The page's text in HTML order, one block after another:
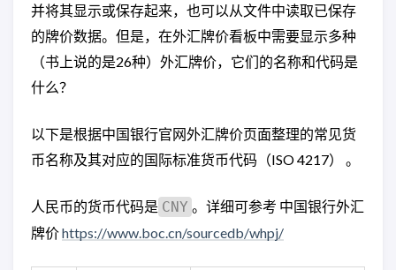
并将其显示或保存起来，也可以从文件中读取已保存
的牌价数据。但是，在外汇牌价看板中需要显示多种
（书上说的是26种）外汇牌价，它们的名称和代码是
什么？
以下是根据中国银行官网外汇牌价页面整理的常见货
币名称及其对应的国际标准货币代码（ISO 4217） 。
人民币的货币代码是 CNY 。详细可参考 中国银行外汇
牌价https://www.boc.cn/sourcedb/whpj/